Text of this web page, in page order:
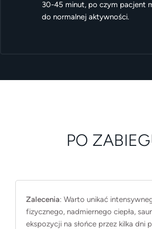
30-45 minut, po czym pacjent
do normalnej aktywności.
PO
Zalecenia: Warto unikać
fizycznego, nadmiernego ciepła,
ekspozycji na słońce przez kilka dni